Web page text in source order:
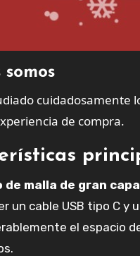
somos
cuidadosamente
de compra.
de malla de gran
un cable USB tipo C
el espacio